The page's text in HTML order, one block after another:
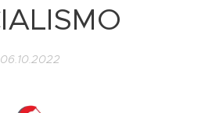
06.10.2022